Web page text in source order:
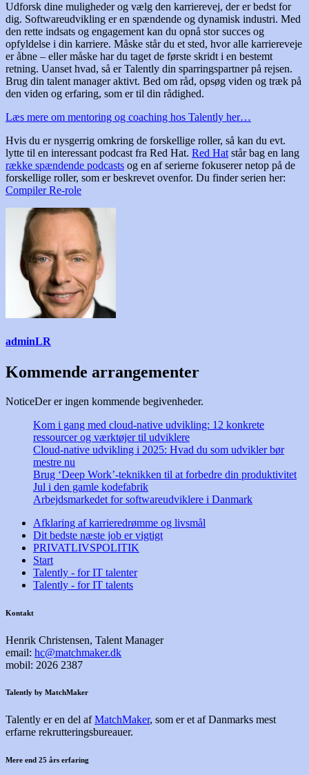
Udforsk dine muligheder og vælg den karrierevej, der er bedst for
dig. Softwareudvikling er en spændende og dynamisk industri. Med
den rette indsats og engagement kan du opnå stor succes og
opfyldelse i din karriere. Måske står du et sted, hvor alle karriereveje
er åbne – eller måske har du taget de første skridt i en bestemt
retning. Uanset hvad, så er Talently din sparringspartner på rejsen.
Brug din talent manager aktivt. Bed om råd, opsøg viden og træk på
den viden og erfaring, som er til din rådighed.
Læs mere om mentoring og coaching hos Talently her…
Hvis du er nysgerrig omkring de forskellige roller, så kan du evt.
lytte til en interessant podcast fra Red Hat. Red Hat står bag en lang
række spændende podcasts og en af serierne fokuserer netop på de
forskellige roller, som er beskrevet ovenfor. Du finder serien her:
Compiler Re-role
adminLR
Kommende arrangementer
NoticeDer er ingen kommende begivenheder.
Kom i gang med cloud-native udvikling: 12 konkrete
ressourcer og værktøjer til udviklere
Cloud-native udvikling i 2025: Hvad du som udvikler bør
mestre nu
Brug ‘Deep Work’-teknikken til at forbedre din produktivitet
Jul i den gamle kodefabrik
Arbejdsmarkedet for softwareudviklere i Danmark
Afklaring af karrieredrømme og livsmål
Dit bedste næste job er vigtigt
PRIVATLIVSPOLITIK
Start
Talently - for IT talenter
Talently - for IT talents
Kontakt
Henrik Christensen, Talent Manager
email: hc@matchmaker.dk
mobil: 2026 2387
Talently by MatchMaker
Talently er en del afMatchMaker, som er et af Danmarks mest
erfarne rekrutteringsbureauer.
Mere end 25 års erfaring